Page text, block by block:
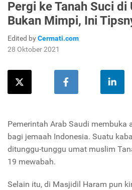
Pergi ke Tanah Suci di
Bukan Mimpi, Ini
Edited byCermati.com
28 Oktober 2021
Pemerintah Arab Saudi membuka
bagi jemaah Indonesia. Suatu
ditunggu-tunggu umat muslim
19 mewabah.
Selain itu, di Masjidil Haram pun